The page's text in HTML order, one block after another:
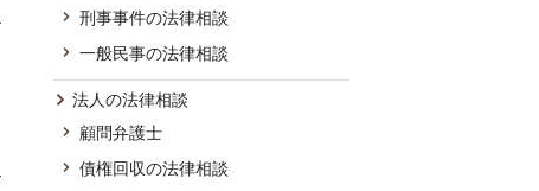
刑事事件の法律相談
一般民事の法律相談
法人の法律相談
顧問弁護士
債権回収の法律相談